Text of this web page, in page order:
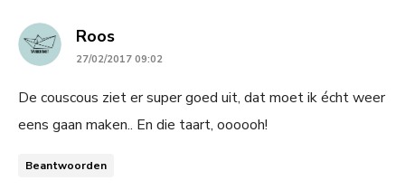
Roossays:
27/02/2017 09:02
De couscous ziet er super goed uit, dat moet ik écht weer
eens gaan maken.. En die taart, oooooh!
Beantwoorden